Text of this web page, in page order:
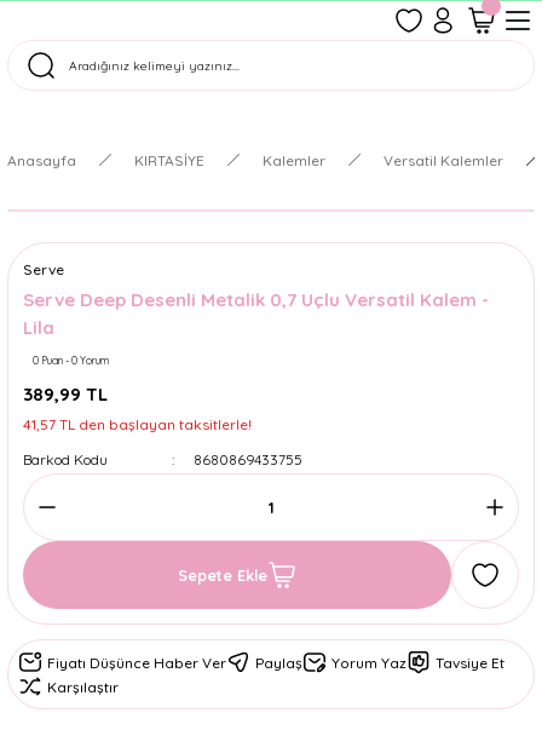
Tüm Siparişler Aynı Gün Kargoda!
Anasayfa KIRTASİYE Kalemler Versatil Kalemler
Serve
Serve Deep Desenli Metalik 0,7 Uçlu Versatil Kalem -
Lila
0 Puan - 0 Yorum
389,99 TL
41,57 TL den başlayan taksitlerle!
Barkod Kodu
8680869433755
Sepete Ekle
Fiyatı Düşünce Haber Ver Paylaş Yorum Yaz
Tavsiye Et
Karşılaştır